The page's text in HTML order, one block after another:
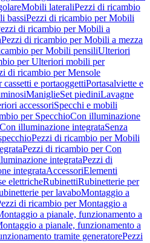
Mobili lateraliPezzi di ricambio
bassiPezzi di ricambio per Mobili
di ricambio per Mobili a
Pezzi di ricambio per Mobili a mezza
per Mobili pensiliUlteriori
per Ulteriori mobili per
di ricambio per Mensole
cassetti e portaoggettiPortasalviette e
ManiglieSet piediniLavagne
accessoriSpecchi e mobili
per SpecchioCon illuminazione
illuminazione integrataSenza
Pezzi di ricambio per Mobili
Pezzi di ricambio per Con
integrataPezzi di
integrataAccessoriElementi
elettricheRubinettiRubinetterie per
per lavaboMontaggio a
di ricambio per Montaggio a
a pianale, funzionamento a
a pianale, funzionamento a
tramite generatorePezzi